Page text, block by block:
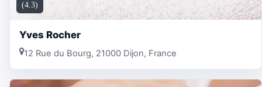
(4.3)
Yves Rocher
12 Rue du Bourg, 21000 Dijon, France